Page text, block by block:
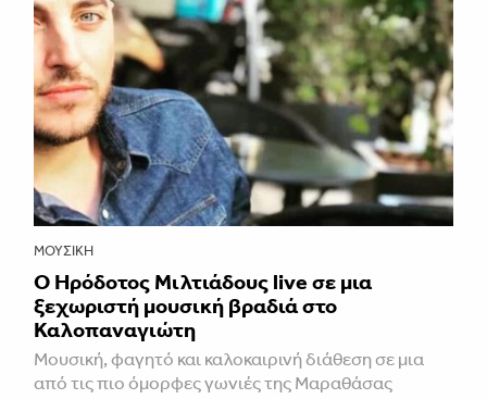
ΜΟΥΣΙΚΉ
Ο Ηρόδοτος Μιλτιάδους live σε μια
ξεχωριστή μουσική βραδιά στο
Καλοπαναγιώτη
Μουσική, φαγητό και καλοκαιρινή διάθεση σε μια
από τις πιο όμορφες γωνιές της Μαραθάσας